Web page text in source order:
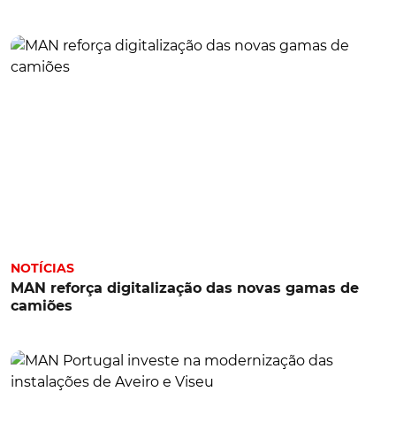
NOTÍCIAS
MAN reforça digitalização das novas gamas de
camiões